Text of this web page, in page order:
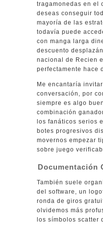
tragamonedas en el
deseas conseguir
mayoría de las
todavía puede
con manga larga
descuento
nacional de Recien
perfectamente hace
Me encantaría
conversación, por
siempre es algo
combinación
los fanáticos serios
botes progresivos
movernos empezar
sobre juego
Documentación
También suele
del software, un
ronda de giros
olvidemos más
los símbolos scatter